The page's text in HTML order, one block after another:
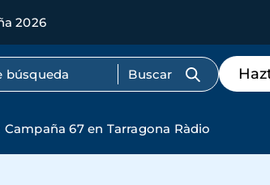
2026
Menú
de
67 en Tarragona Ràdio